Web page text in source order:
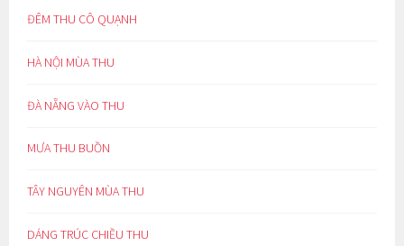
ĐÊM THU CÔ QUẠNH
HÀ NỘI MÙA THU
ĐÀ NẴNG VÀO THU
MƯA THU BUỒN
TÂY NGUYÊN MÙA THU
DÁNG TRÚC CHIỀU THU